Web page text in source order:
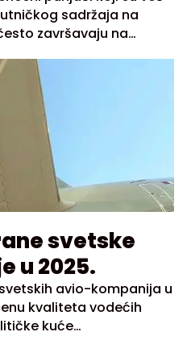
sadržaja na
završavaju na
a kao razlog se
zbog sadržaja litijumskih
svetske
u 2025.
avio-kompanija u
kvaliteta vodećih
kuće
lista ističe jednu